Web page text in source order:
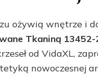
ożywią wnętrze i
Tkaniną
od VidaXL,
nowoczesnej